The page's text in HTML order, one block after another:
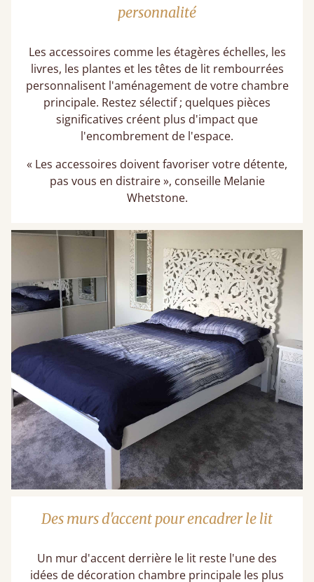
personnalité
Les accessoires comme les étagères échelles, les
livres, les plantes et les têtes de lit rembourrées
personnalisent l'aménagement de votre chambre
principale. Restez sélectif ; quelques pièces
significatives créent plus d'impact que
l'encombrement de l'espace.
« Les accessoires doivent favoriser votre détente,
pas vous en distraire », conseille Melanie
Whetstone.
Des murs d'accent pour encadrer le lit
Un mur d'accent derrière le lit reste l'une des
idées de décoration chambre principale​ les plus